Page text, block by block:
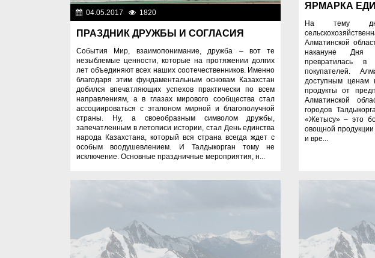
04.05.2017 1820
ПРАЗДНИК ДРУЖБЫ И СОГЛАСИЯ
События Мир, взаимопонимание, дружба – вот те
незыблемые ценности, которые на протяжении долгих
лет объединяют всех наших соотечественников. Именно
благодаря этим фундаментальным основам Казахстан
добился впечатляющих успехов практически по всем
направлениям, а в глазах мирового сообщества стал
ассоциироваться с эталоном мирной и благополучной
страны. Ну, а своеобразным символом дружбы,
запечатленным в летописи истории, стал День единства
народа Казахстана, который вся страна всегда ждет с
особым воодушевлением. И Талдыкорган тому не
исключение. Основные праздничные мероприятия, н...
ЯРМАРКА
На тему дня
Алматинской
накануне Дня
превратилась
покупателей.
доступным ценам
продукты от
Алматинской
городов
«Жетысу» – это
овощной
и вре...